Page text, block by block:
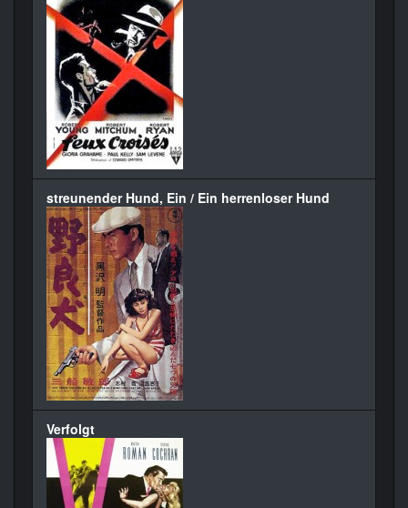
streunender Hund, Ein / Ein herrenloser Hund
Verfolgt